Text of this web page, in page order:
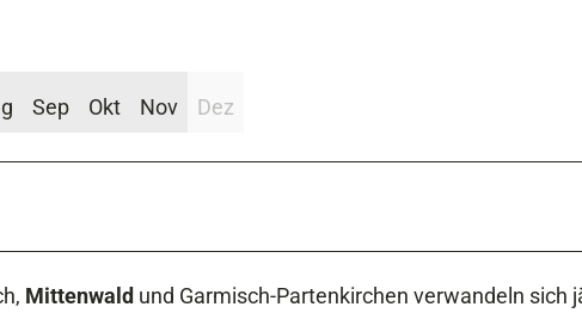
Sep Okt Nov Dez
Mittenwald und Garmisch-Partenkirchen verwandeln sich